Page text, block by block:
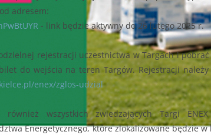
adresem:
- link będzie aktywny do 26 lutego 2025 r.
rejestracji uczestnictwa w Targach i
do wejścia na teren Targów. Rejestracji
enex/zglos-udzial
również wszystkich zwiedzających Targi
Energetycznego, które zlokalizowane będzie w